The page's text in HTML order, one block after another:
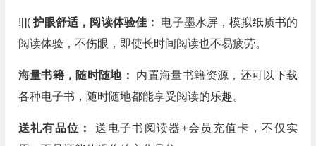
![]( 护眼舒适，阅读体验佳： 电子墨水屏，模拟纸质书的
阅读体验，不伤眼，即使长时间阅读也不易疲劳。
海量书籍，随时随地： 内置海量书籍资源，还可以下载
各种电子书，随时随地都能享受阅读的乐趣。
送礼有品位：送电子书阅读器+会员充值卡，不仅实